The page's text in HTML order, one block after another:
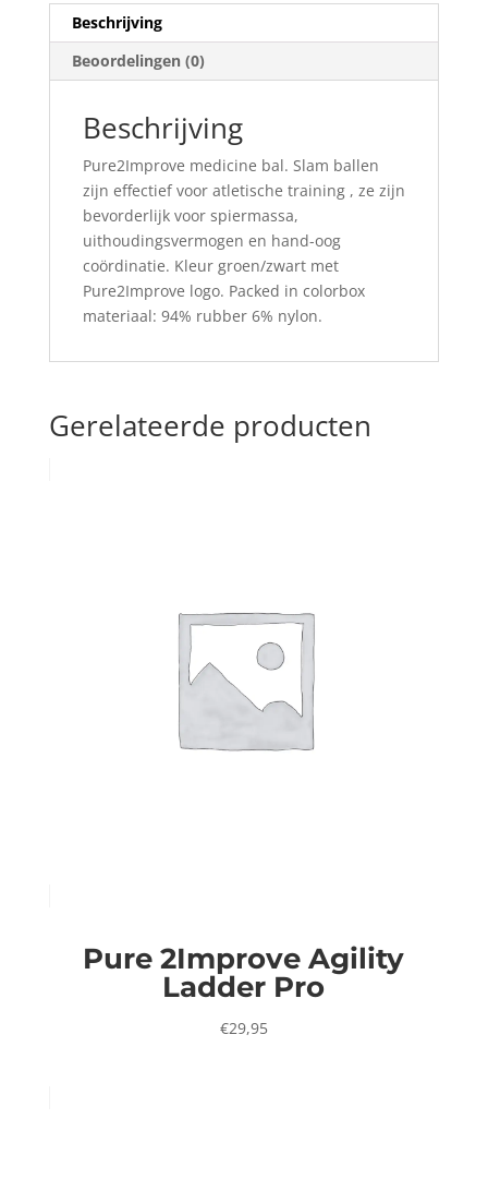
Beschrijving
Beoordelingen (0)
Beschrijving
Pure2Improve medicine bal. Slam ballen
zijn effectief voor atletische training , ze zijn
bevorderlijk voor spiermassa,
uithoudingsvermogen en hand-oog
coördinatie. Kleur groen/zwart met
Pure2Improve logo. Packed in colorbox
materiaal: 94% rubber 6% nylon.
Gerelateerde producten
Pure 2Improve Agility
Ladder Pro
€29,95